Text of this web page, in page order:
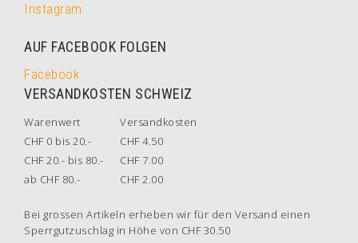
Instagram
AUF FACEBOOK FOLGEN
Facebook
VERSANDKOSTEN SCHWEIZ
Warenwert
Versandkosten
CHF 0 bis 20.-
CHF 4.50
CHF 20.- bis 80.-
CHF 7.00
ab CHF 80.-
CHF 2.00
Bei grossen Artikeln erheben wir für den Versand einen
Sperrgutzuschlag in Höhe von CHF 30.50